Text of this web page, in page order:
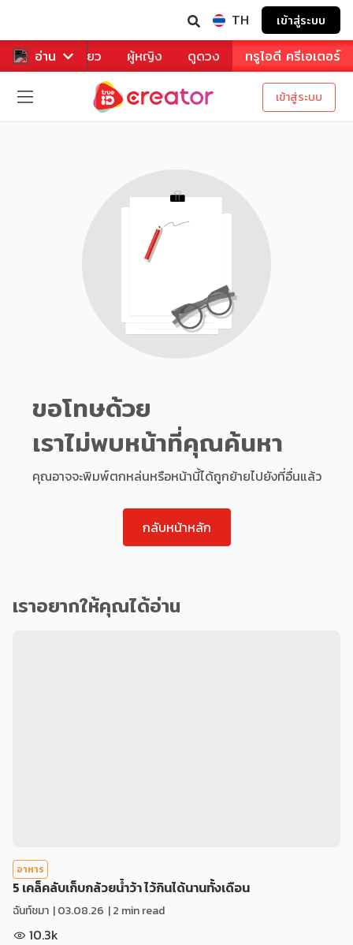
TH เข้าสู่ระบบ
อ่าน
หาร ท่องเที่ยว ผู้หญิง ดูดวง ทรูไอดี ครีเอเตอร์
เข้าสู่ระบบ
ขอโทษด้วย
เราไม่พบหน้าที่คุณค้นหา
คุณอาจจะพิมพ์ตกหล่นหรือหน้านี้ได้ถูกย้ายไปยังที่อื่นแล้ว
กลับหน้าหลัก
เราอยากให้คุณได้อ่าน
อาหาร
5 เคล็คลับเก็บกล้วยน้ำว้า ไว้กินได้นานทั้งเดือน
ฉันท์ชมา |03.08.26 | 2 min read
10.3k